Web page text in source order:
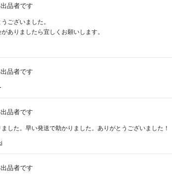
品者です
ございました。
ありましたら宜しくお願いします。
品者です
品者です
した。早い発送で助かりました。ありがとうございました！
品者です